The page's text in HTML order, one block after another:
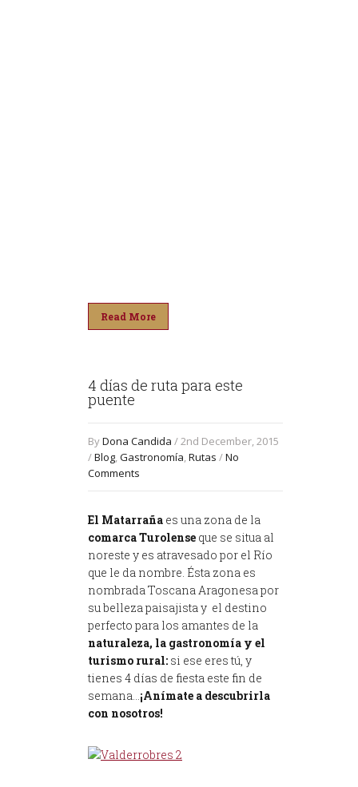
Read More
4 días de ruta para este
puente
ByDona Candida / 2nd December, 2015
/Blog,Gastronomía,Rutas /No
Comments
El Matarraña es una zona de la
comarca Turolense que se situa al
noreste y es atravesado por el Río
que le da nombre. Ésta zona es
nombrada Toscana Aragonesa por
su belleza paisajista y el destino
perfecto para los amantes de la
naturaleza, la gastronomía y el
turismo rural: si ese eres tú, y
tienes 4 días de fiesta este fin de
semana…¡Anímate a descubrirla
con nosotros!